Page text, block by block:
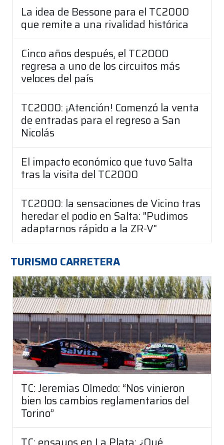
La idea de Bessone para el TC2000
que remite a una rivalidad histórica
Cinco años después, el TC2000
regresa a uno de los circuitos más
veloces del país
TC2000: ¡Atención! Comenzó la venta
de entradas para el regreso a San
Nicolás
El impacto económico que tuvo Salta
tras la visita del TC2000
TC2000: la sensaciones de Vicino tras
heredar el podio en Salta: "Pudimos
adaptarnos rápido a la ZR-V"
TURISMO CARRETERA
TC: Jeremías Olmedo: “Nos vinieron
bien los cambios reglamentarios del
Torino”